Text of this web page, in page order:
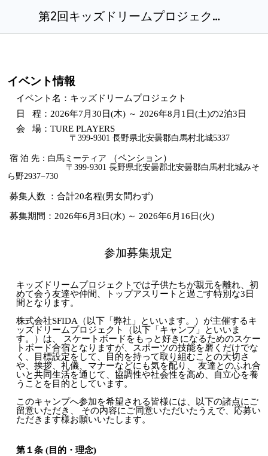
第2回キッズドリームプロジェクト募集規定.docx .docx
イベント情報
イベント名：キッズドリームプロジェクト
日 程：2026年7月30日(木) ～ 2026年8月1日(土)の2泊3日
会 場：TURE PLAYERS
〒399-9301 長野県北安曇郡白馬村北城5337
宿 泊 先：白馬ミーティア （ペンション）
〒399-9301 長野県北安曇郡北安曇郡白馬村北城みそ
ら野2937−730
募集人数 ：合計20名程(男女問わず)
募集期間：2026年6月3日(水) ～ 2026年6月16日(火)
参加募集規定
キッズドリームプロジェクトでは子供たちが親元を離れ、初
めて会う友達や仲間、トップアスリートと過ごす特別な3日
間となります。
株式会社SFIDA（以下「弊社」といいます。）が主催するキ
ッズドリームプロジェクト（以下「キャンプ」といいま
す。）は、 スケートボードをもっと好きになるためのスケー
トボード合宿となりますが、スポーツの技能を磨くだけでな
く、目標設定をして、目的を持って取り組むことの大切さ
や、挨拶、礼儀、マナーなどにも気を配り、 友達とのふれ合
いと共同生活を通じて、協調性や社会性を高め、自立心を養
うことを目的としています。
このキャンプへ参加を希望される皆様には、以下の諸点にご
留意いただき、 その内容にご同意いただいたうえで、応募い
ただきます様お願いいたします。
第１条 (目的・理念)